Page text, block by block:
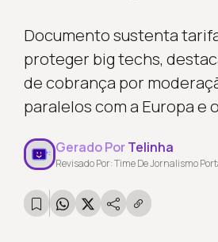
Documento sustenta
proteger big techs,
de cobrança por
paralelos com a Europa e
Gerado PorTelinha
Revisado Por: Time De Jornalismo